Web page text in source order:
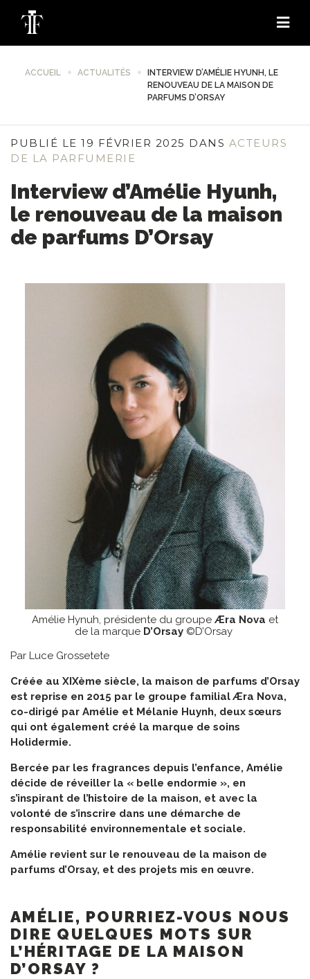
ACCUEIL ACTUALITÉS
INTERVIEW D’AMÉLIE HYUNH, LE
RENOUVEAU DE LA MAISON DE
PARFUMS D’ORSAY
PUBLIÉ LE 19 FÉVRIER 2025 DANS ACTEURS
DE LA PARFUMERIE
Interview d’Amélie Hyunh,
le renouveau de la maison
de parfums D’Orsay
Amélie Hynuh, présidente du groupe Æra Nova et
de la marque D’Orsay ©D’Orsay
Par Luce Grossetete
Créée au XIXème siècle, la maison de parfums d’Orsay
est reprise en 2015 par le groupe familial Æra Nova,
co-dirigé par Amélie et Mélanie Huynh, deux sœurs
qui ont également créé la marque de soins
Holidermie.
Bercée par les fragrances depuis l’enfance, Amélie
décide de réveiller la « belle endormie », en
s’inspirant de l’histoire de la maison, et avec la
volonté de s’inscrire dans une démarche de
responsabilité environnementale et sociale.
Amélie revient sur le renouveau de la maison de
parfums d’Orsay, et des projets mis en œuvre.
AMÉLIE, POURRIEZ-VOUS NOUS
DIRE QUELQUES MOTS SUR
L’HÉRITAGE DE LA MAISON
D’ORSAY ?